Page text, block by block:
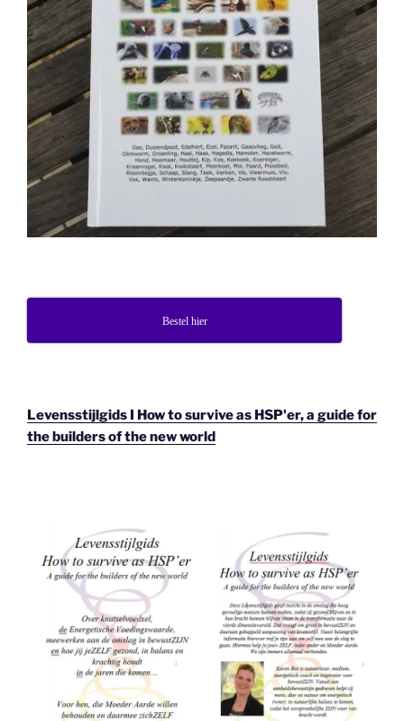
Bestel hier
Levensstijlgids I How to survive as HSP'er, a guide for
the builders of the new world